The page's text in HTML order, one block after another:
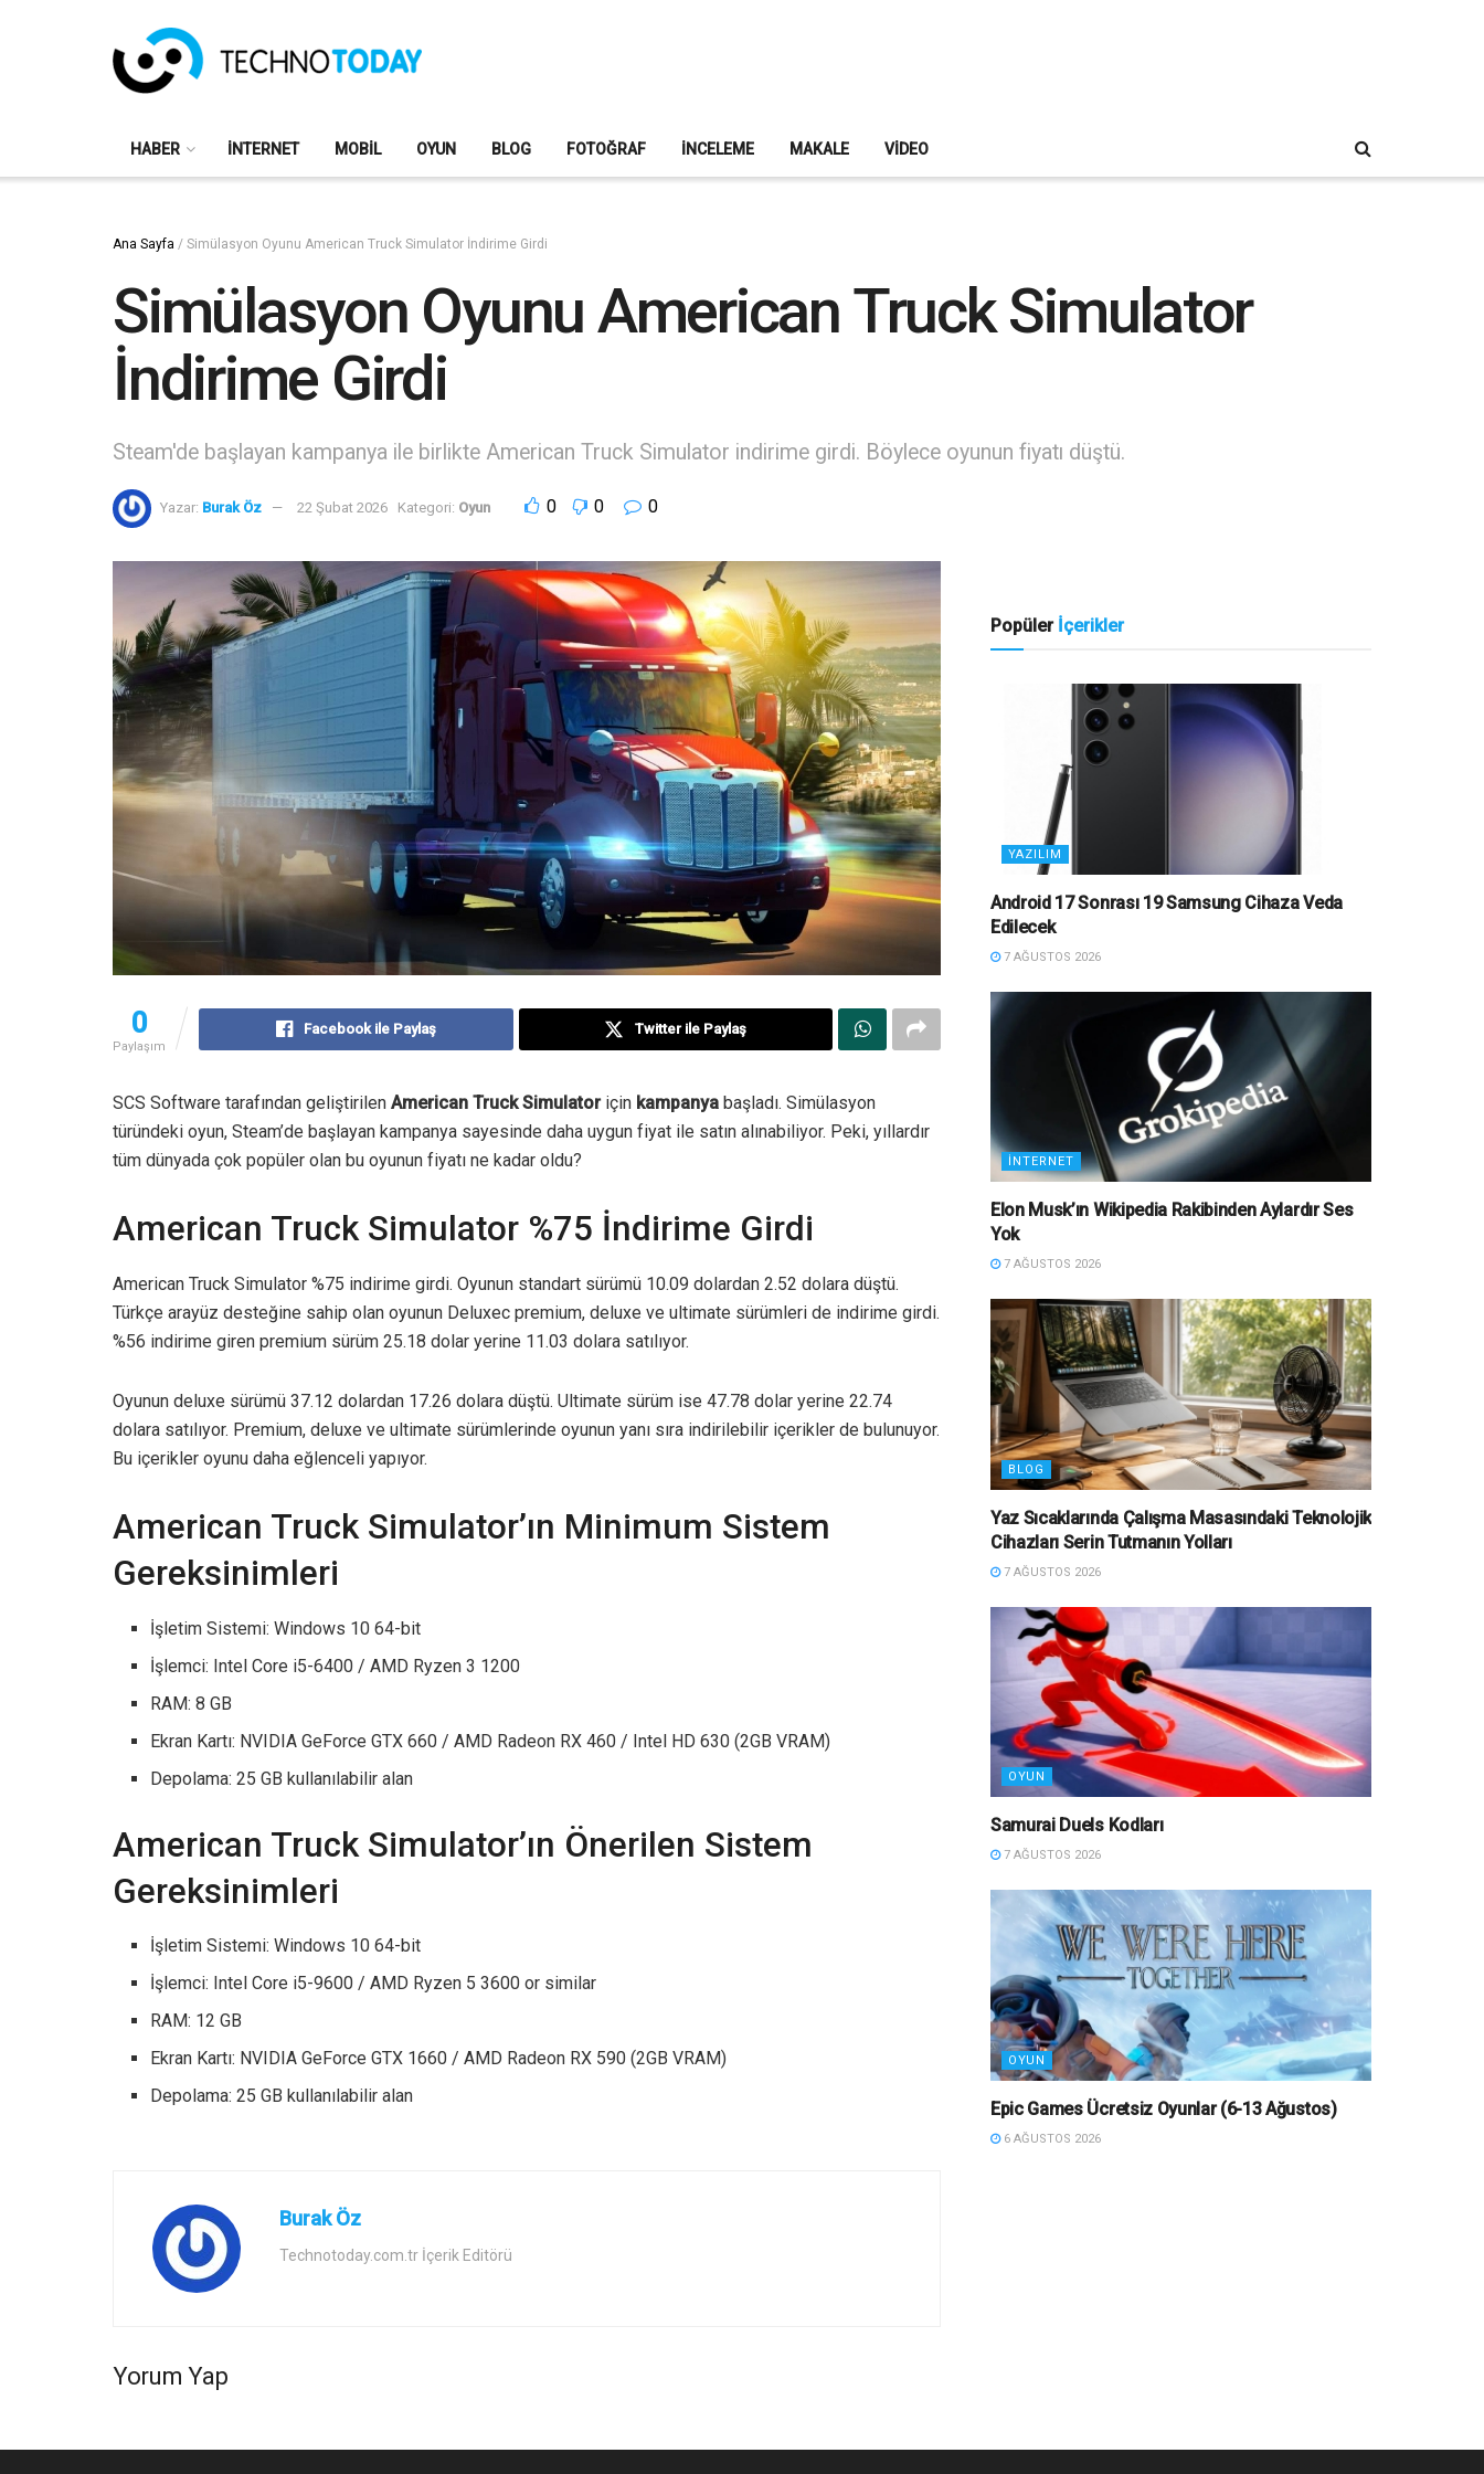
HABER İNTERNET MOBIL OYUN BLOG FOTOĞRAF İNCELEME MAKALE VIDEO
Ana Sayfa / Simülasyon Oyunu American Truck Simulator İndirime Girdi
Simülasyon Oyunu American Truck Simulator
İndirime Girdi
Steam'de başlayan kampanya ile birlikte American Truck Simulator indirime girdi. Böylece oyunun fiyatı düştü.
Yazar: Burak Öz 22 Şubat 2026 Kategori: Oyun 0 0 0
0
Paylaşım
Facebook ile Paylaş Twitter ile Paylaş
SCS Software tarafından geliştirilen American Truck Simulatoriçin kampanya başladı. Simülasyon
türündeki oyun, Steam’de başlayan kampanya sayesinde daha uygun fiyat ile satın alınabiliyor. Peki, yıllardır
tüm dünyada çok popüler olan bu oyunun fiyatı ne kadar oldu?
American Truck Simulator %75 İndirime Girdi
American Truck Simulator %75 indirime girdi. Oyunun standart sürümü 10.09 dolardan 2.52 dolara düştü.
Türkçe arayüz desteğine sahip olan oyunun Deluxec premium, deluxe ve ultimate sürümleri de indirime girdi.
%56 indirime giren premium sürüm 25.18 dolar yerine 11.03 dolara satılıyor.
Oyunun deluxe sürümü 37.12 dolardan 17.26 dolara düştü. Ultimate sürüm ise 47.78 dolar yerine 22.74
dolara satılıyor. Premium, deluxe ve ultimate sürümlerinde oyunun yanı sıra indirilebilir içerikler de bulunuyor.
Bu içerikler oyunu daha eğlenceli yapıyor.
American Truck Simulator’ın Minimum Sistem
Gereksinimleri
İşletim Sistemi: Windows 10 64-bit
İşlemci: Intel Core i5-6400 / AMD Ryzen 3 1200
RAM: 8 GB
Ekran Kartı: NVIDIA GeForce GTX 660 / AMD Radeon RX 460 / Intel HD 630 (2GB VRAM)
Depolama: 25 GB kullanılabilir alan
American Truck Simulator’ın Önerilen Sistem
Gereksinimleri
İşletim Sistemi: Windows 10 64-bit
İşlemci: Intel Core i5-9600 / AMD Ryzen 5 3600 or similar
RAM: 12 GB
Ekran Kartı: NVIDIA GeForce GTX 1660 / AMD Radeon RX 590 (2GB VRAM)
Depolama: 25 GB kullanılabilir alan
Burak Öz
Technotoday.com.tr İçerik Editörü
Yorum Yap
Popüler İçerikler
YAZILIM
Android 17 Sonrası 19 Samsung Cihaza Veda
Edilecek
7 AĞUSTOS 2026
İNTERNET
Elon Musk’ın Wikipedia Rakibinden Aylardır Ses
Yok
7 AĞUSTOS 2026
BLOG
Yaz Sıcaklarında Çalışma Masasındaki Teknolojik
Cihazları Serin Tutmanın Yolları
7 AĞUSTOS 2026
OYUN
Samurai Duels Kodları
7 AĞUSTOS 2026
OYUN
Epic Games Ücretsiz Oyunlar (6-13 Ağustos)
6 AĞUSTOS 2026